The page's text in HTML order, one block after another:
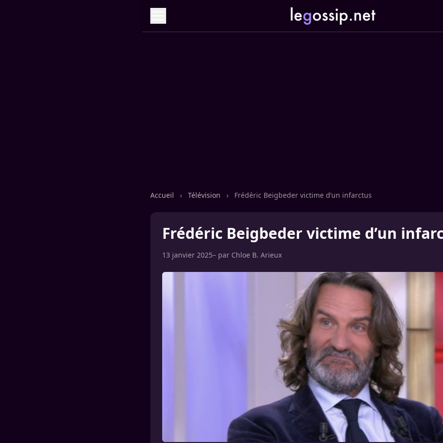
Accueil › Télévision › Frédéric Beigbeder victime d’un infarctus
Frédéric Beigbeder victime d’un
13 janvier 2025– par Chloe B. Arieux